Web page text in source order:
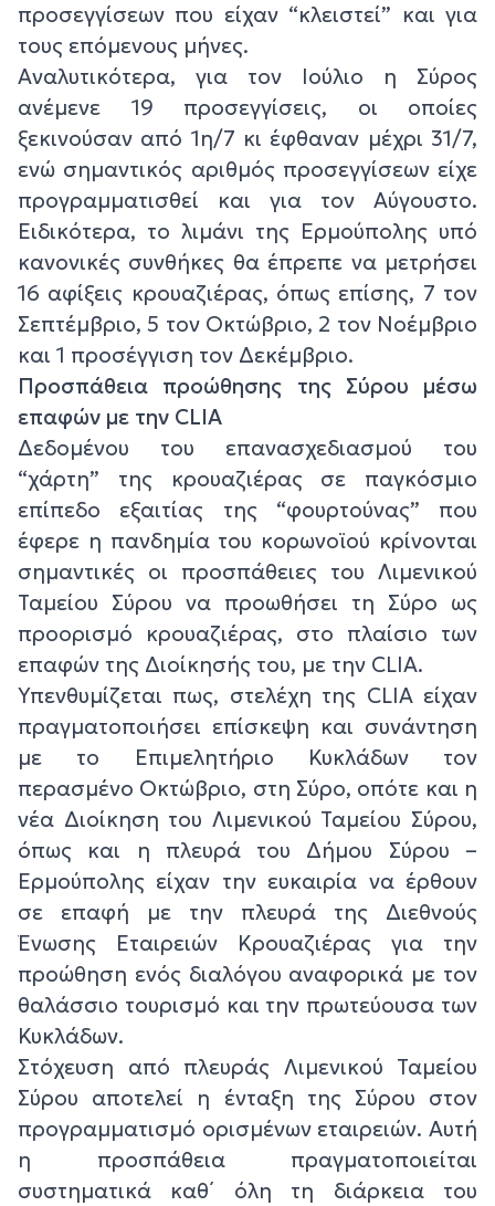
προσεγγίσεων που είχαν “κλειστεί” και για
τους επόμενους μήνες.
Αναλυτικότερα, για τον Ιούλιο η Σύρος
ανέμενε 19 προσεγγίσεις, οι οποίες
ξεκινούσαν από 1η/7 κι έφθαναν μέχρι 31/7,
ενώ σημαντικός αριθμός προσεγγίσεων είχε
προγραμματισθεί και για τον Αύγουστο.
Ειδικότερα, το λιμάνι της Ερμούπολης υπό
κανονικές συνθήκες θα έπρεπε να μετρήσει
16 αφίξεις κρουαζιέρας, όπως επίσης, 7 τον
Σεπτέμβριο, 5 τον Οκτώβριο, 2 τον Νοέμβριο
και 1 προσέγγιση τον Δεκέμβριο.
Προσπάθεια προώθησης της Σύρου μέσω
επαφών με την CLIA
Δεδομένου του επανασχεδιασμού του
“χάρτη” της κρουαζιέρας σε παγκόσμιο
επίπεδο εξαιτίας της “φουρτούνας” που
έφερε η πανδημία του κορωνοϊού κρίνονται
σημαντικές οι προσπάθειες του Λιμενικού
Ταμείου Σύρου να προωθήσει τη Σύρο ως
προορισμό κρουαζιέρας, στο πλαίσιο των
επαφών της Διοίκησής του, με την CLIA.
Υπενθυμίζεται πως, στελέχη της CLIA είχαν
πραγματοποιήσει επίσκεψη και συνάντηση
με το Επιμελητήριο Κυκλάδων τον
περασμένο Οκτώβριο, στη Σύρο, οπότε και η
νέα Διοίκηση του Λιμενικού Ταμείου Σύρου,
όπως και η πλευρά του Δήμου Σύρου –
Ερμούπολης είχαν την ευκαιρία να έρθουν
σε επαφή με την πλευρά της Διεθνούς
Ένωσης Εταιρειών Κρουαζιέρας για την
προώθηση ενός διαλόγου αναφορικά με τον
θαλάσσιο τουρισμό και την πρωτεύουσα των
Κυκλάδων.
Στόχευση από πλευράς Λιμενικού Ταμείου
Σύρου αποτελεί η ένταξη της Σύρου στον
προγραμματισμό ορισμένων εταιρειών. Αυτή
η προσπάθεια πραγματοποιείται
συστηματικά καθ΄ όλη τη διάρκεια του